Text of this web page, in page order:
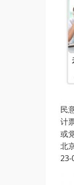
民
计
或
北
23-